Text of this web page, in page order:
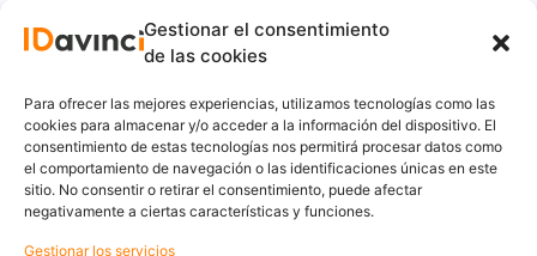
Gestionar el consentimiento
de las cookies
Para ofrecer las mejores experiencias, utilizamos tecnologías como las
cookies para almacenar y/o acceder a la información del dispositivo. El
consentimiento de estas tecnologías nos permitirá procesar datos como
el comportamiento de navegación o las identificaciones únicas en este
sitio. No consentir o retirar el consentimiento, puede afectar
negativamente a ciertas características y funciones.
Gestionar los servicios
linkedIn
Aviso Legal
Privacidad
Cookies